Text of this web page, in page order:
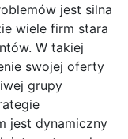
jest silna
wiele firm stara
W takiej
swojej oferty
grupy
jest dynamiczny